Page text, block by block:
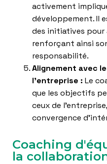
activement
développement. Il
des initiatives
renforçant ainsi
responsabilité.
Alignement avec
l’entreprise : Le
que les objectifs
ceux de
convergence
Coaching
la